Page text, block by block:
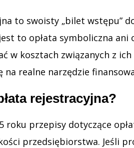
to swoisty „bilet wstępu”
to opłata symboliczna
w kosztach związanych z
na realne narzędzie
rejestracyjna?
roku przepisy dotyczące
przedsiębiorstwa. Jeśli